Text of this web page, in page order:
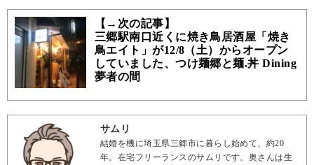
【→次の記事】
三郷駅南口近くに焼き鳥居酒屋「焼き
鳥エイト」が12/8（土）からオープン
していました、つけ麺郷と麺.丼 Dining
夢者の間
サムリ
結婚を機に埼玉県三郷市に暮らし始めて、約20
年。在宅フリーランスのサムリです。奥さんは生